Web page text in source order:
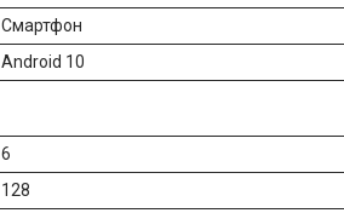
Смартфон
Android 10
6
128